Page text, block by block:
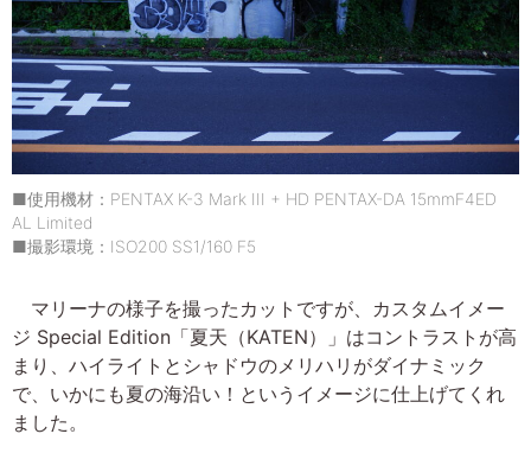
■使用機材：PENTAX K-3 Mark III + HD PENTAX-DA 15mmF4ED
AL Limited
■撮影環境：ISO200 SS1/160 F5
マリーナの様子を撮ったカットですが、カスタムイメー
ジ Special Edition「夏天（KATEN）」はコントラストが高
まり、ハイライトとシャドウのメリハリがダイナミック
で、いかにも夏の海沿い！というイメージに仕上げてくれ
ました。